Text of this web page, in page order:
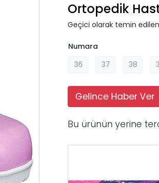
Ortopedik
Geçici olarak temin
Numara
36
37 38
Gelince Haber Ver
Bu ürünün yerine